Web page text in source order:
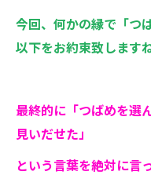
今回、何かの縁で「つ
以下をお約束致しますね
最終的に「つばめを選
見いだせた」
という言葉を絶対に言